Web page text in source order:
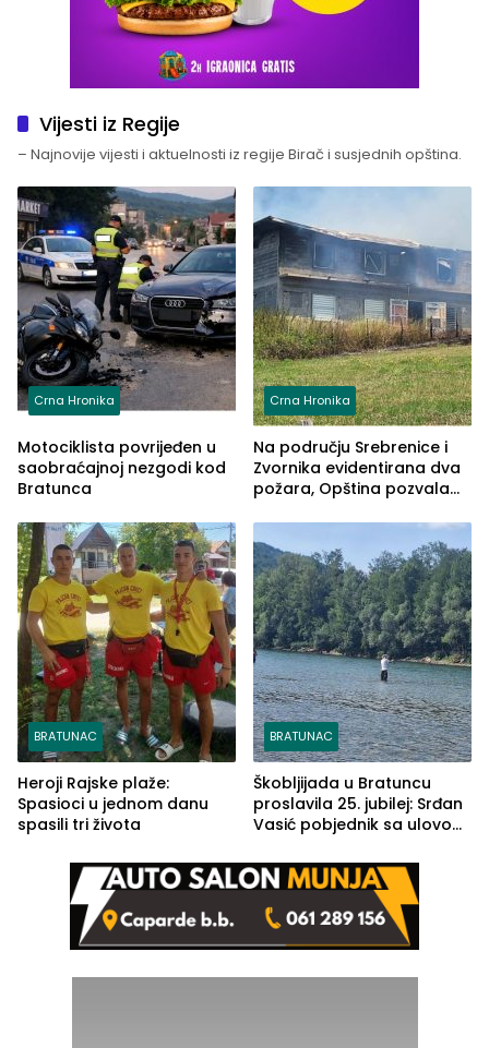
Vijesti iz Regije
– Najnovije vijesti i aktuelnosti iz regije Birač i susjednih opština.
Crna Hronika
Motociklista povrijeđen u
saobraćajnoj nezgodi kod
Bratunca
Crna Hronika
Na području Srebrenice i
Zvornika evidentirana dva
požara, Opština pozvala
BRATUNAC
Heroji Rajske plaže:
Spasioci u jednom danu
spasili tri života
BRATUNAC
Škobljijada u Bratuncu
proslavila 25. jubilej: Srđan
Vasić pobjednik sa ulovom